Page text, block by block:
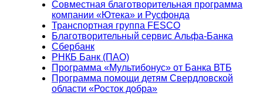
Совместная благотворительная программа
компании «Ютека» и Русфонда
Транспортная группа FESCO
Благотворительный сервис Альфа-Банка
Сбербанк
РНКБ Банк (ПАО)
Программа «Мультибонус» от Банка ВТБ
Программа помощи детям Свердловской
области «Росток добра»